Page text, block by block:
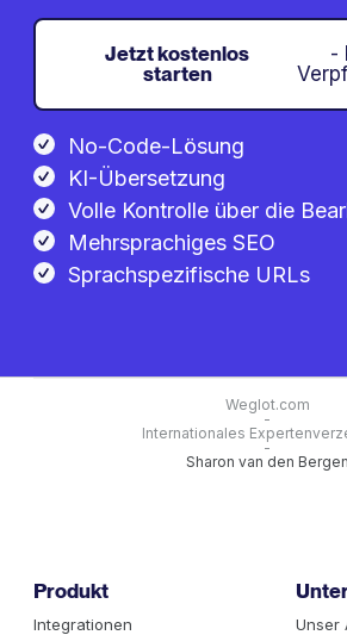
Jetzt kostenlos
starten
-
No-Code-Lösung
KI-Übersetzung
Volle Kontrolle über die
Mehrsprachiges SEO
Sprachspezifische URLs
Weglot.com
-
Internationales
-
Sharon van den Bergen
Produkt
Integrationen
Unser